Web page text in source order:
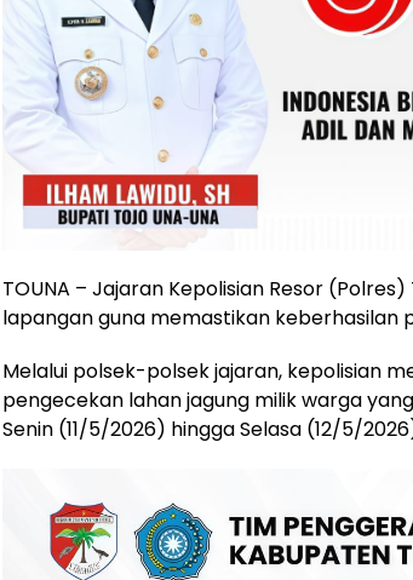
TOUNA – Jajaran Kepolisian Resor
lapangan guna memastikan keberhasilan
Melalui polsek-polsek jajaran, kepolisian
pengecekan lahan jagung milik warga
Senin (11/5/2026) hingga Selasa (12/5/